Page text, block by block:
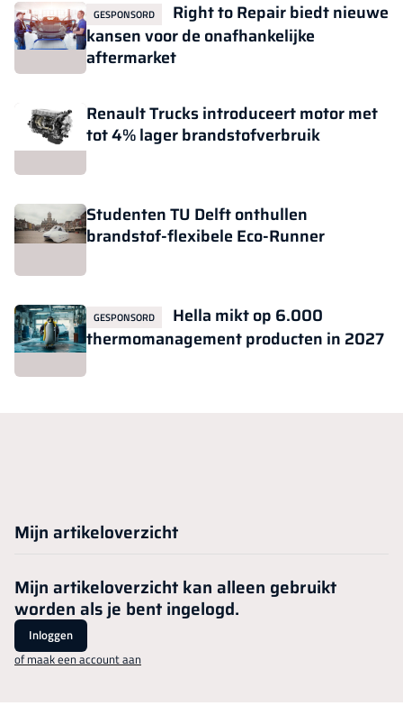
GESPONSORD
Right to Repair biedt nieuwe
kansen voor de onafhankelijke
aftermarket
Renault Trucks introduceert motor met
tot 4% lager brandstofverbruik
Studenten TU Delft onthullen
brandstof-flexibele Eco-Runner
GESPONSORD
Hella mikt op 6.000
thermomanagement producten in 2027
Mijn artikeloverzicht
Mijn artikeloverzicht kan alleen gebruikt
worden als je bent ingelogd.
Inloggen
of maak een account aan